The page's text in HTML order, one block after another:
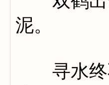
泥。
寻水终